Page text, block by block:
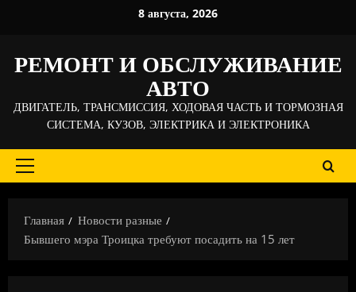
8 августа, 2026
РЕМОНТ И ОБСЛУЖИВАНИЕ
АВТО
ДВИГАТЕЛЬ, ТРАНСМИССИЯ, ХОДОВАЯ ЧАСТЬ И ТОРМОЗНАЯ
СИСТЕМА, КУЗОВ, ЭЛЕКТРИКА И ЭЛЕКТРОНИКА
Основное
Главная
Новости разные
Бывшего мэра Троицка требуют посадить на 15 лет